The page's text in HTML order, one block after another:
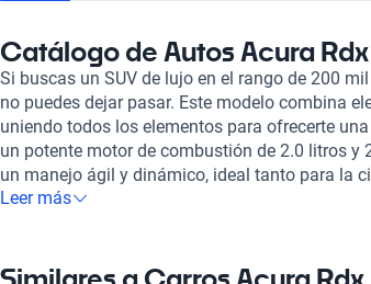
Catálogo de Autos Acura
Si buscas un SUV de lujo en el rango de 200
no puedes dejar pasar. Este modelo combina
uniendo todos los elementos para ofrecerte
un potente motor de combustión de 2.0 litros y
un manejo ágil y dinámico, ideal tanto para la
diseño interior destaca por su comodidad y
En términos de seguridad, este SUV está
Leer más